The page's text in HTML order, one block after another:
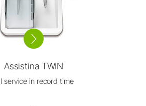
Assistina TWIN
service in record time